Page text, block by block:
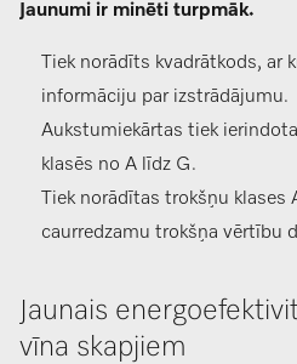
Jaunumi ir minēti turpmāk.
Tiek norādīts kvadrātkods, ar
informāciju par izstrādājumu.
Aukstumiekārtas tiek
klasēs no A līdz G.
Tiek norādītas trokšņu klases
caurredzamu trokšņa vērtību
Jaunais
vīna skapjiem